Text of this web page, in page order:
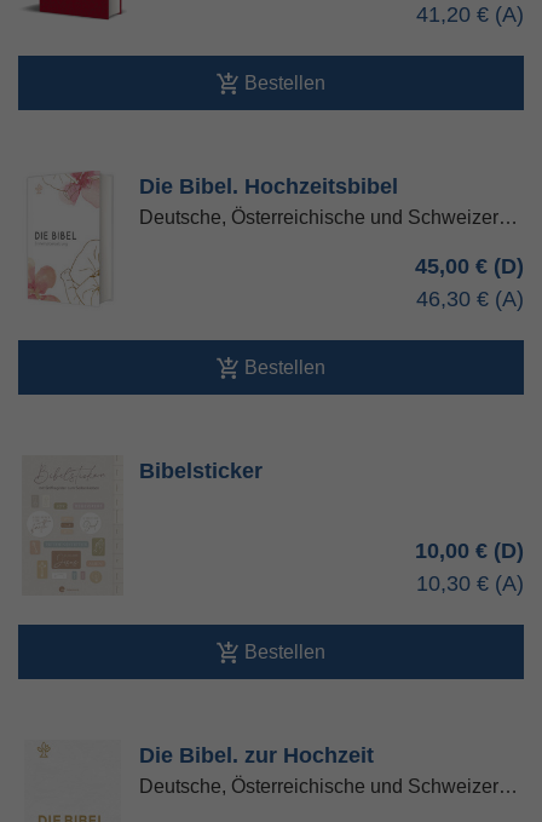
41,20 €
Bestellen
Die Bibel. Hochzeitsbibel
Deutsche, Österreichische und Schweizer…
45,00 €
46,30 €
Bestellen
Bibelsticker
10,00 €
10,30 €
Bestellen
Die Bibel. zur Hochzeit
Deutsche, Österreichische und Schweizer…